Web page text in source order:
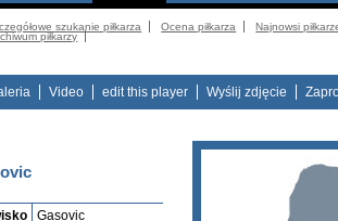
szukanie piłkarza Ocena piłkarza
Najnowsi
piłkarzy
Video edit this player Wyślij zdjęcie
Gasovic